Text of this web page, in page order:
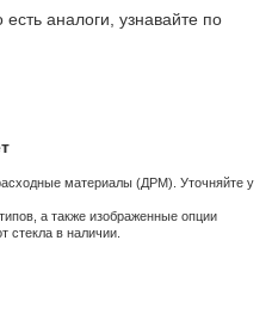
аналоги, узнавайте по
материалы (ДРМ). Уточняйте у
а также изображенные опции
стекла в наличии.